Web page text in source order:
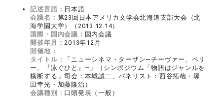
記述言語： 日本語
会議名： 第23回日本アメリカ文学会北海道支部大会（北
海学園大学）（2013.12.14）
国際・国内会議： 国内会議
開催年月： 2013年12月
開催地：
タイトル：
「ニューシネマ・ターザン―チーヴァー、ペリ
ー、『泳ぐひと』―」（シンポジウム「物語はジャンルを
横断する」司会：本城誠二、パネリスト：西谷拓哉・塚
田幸光・加藤隆治）
会議種別： 口頭発表（一般）